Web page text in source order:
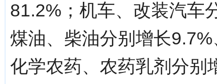
81.2%；机车、改装汽车
煤油、柴油分别增长
化学农药、农药乳剂分别